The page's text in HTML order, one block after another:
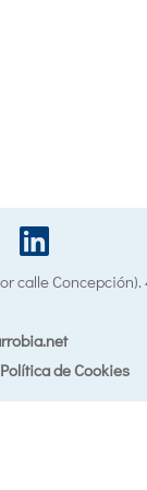
calle
Política de Cookies